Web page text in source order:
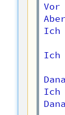
Ich
Ich
Ich